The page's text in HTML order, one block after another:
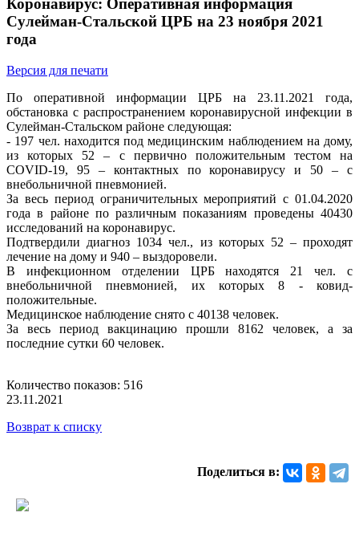
Коронавирус: Оперативная информация
Сулейман-Стальской ЦРБ на 23 ноября 2021
года
Версия для печати
По оперативной информации ЦРБ на 23.11.2021 года,
обстановка с распространением коронавирусной инфекции в
Сулейман-Стальском районе следующая:
- 197 чел. находится под медицинским наблюдением на дому,
из которых 52 – с первично положительным тестом на
COVID-19, 95 – контактных по коронавирусу и 50 – с
внебольничной пневмонией.
За весь период ограничительных мероприятий с 01.04.2020
года в районе по различным показаниям проведены 40430
исследований на коронавирус.
Подтвердили диагноз 1034 чел., из которых 52 – проходят
лечение на дому и 940 – выздоровели.
В инфекционном отделении ЦРБ находятся 21 чел. с
внебольничной пневмонией, их которых 8 - ковид-
положительные.
Медицинское наблюдение снято с 40138 человек.
За весь период вакцинацию прошли 8162 человек, а за
последние сутки 60 человек.
Количество показов: 516
23.11.2021
Возврат к списку
Поделиться в: